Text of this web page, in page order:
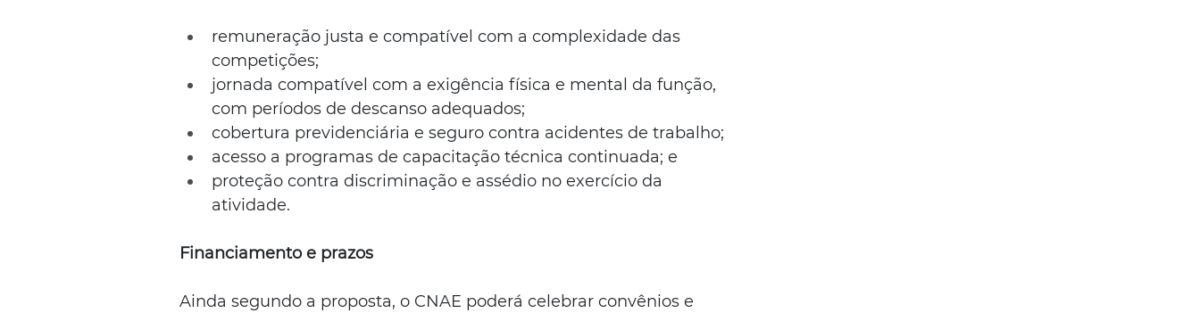
remuneração justa e compatível com a complexidade das
competições;
jornada compatível com a exigência física e mental da função,
com períodos de descanso adequados;
cobertura previdenciária e seguro contra acidentes de trabalho;
acesso a programas de capacitação técnica continuada; e
proteção contra discriminação e assédio no exercício da
atividade.
Financiamento e prazos
Ainda segundo a proposta, o CNAE poderá celebrar convênios e